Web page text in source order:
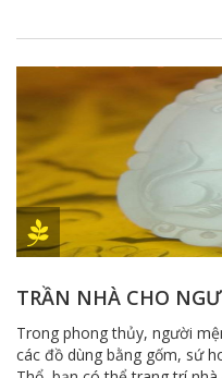
TRẦN NHÀ CHO
Trong phong thủy, người
các đồ dùng bằng gốm, sứ